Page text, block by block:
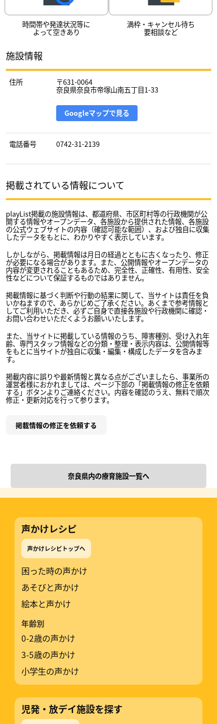
時間帯や発達状況等に
よって空きあり
満枠・キャンセル待ち
要相談など
施設情報
住所 〒631-0064
奈良県奈良市帝塚山南五丁目1-33
Googleマップで見る
電話番号 0742-31-2139
掲載されている情報について
playList掲載の施設情報は、都道府県、市区町村等の行政機関が公
開する情報やオープンデータ、各施設から提供された情報、各施設
の公式ウェブサイトの内容（確認可能な範囲）、および独自に収集
したデータをもとに、わかりやすく表示しています。
しかしながら、掲載情報は月日の経過とともに古くなったり、修正
が必要になる場合があります。また、公開情報やオープンデータの
内容が変更されることもあるため、完全性、正確性、有用性、安全
性などについて保証するものではありません。
掲載情報に基づく判断や行動の結果に関して、当サイトは責任を負
いかねますので、あらかじめご了承ください。あくまで参考情報と
してご利用いただき、必ずご自身で直接各施設や行政機関に確認・
お問い合わせいただくようお願いいたします。
また、当サイトに掲載している情報のうち、障害種別、受け入れ年
齢、専門スタッフ情報などの分類・整理・表示内容は、公開情報等
をもとに当サイトが独自に収集・編集・構成したデータを含みま
す。
掲載内容に誤りや最新情報と異なる点がございましたら、事業所の
運営者様におかれましては、ページ下部の「掲載情報の修正を依頼
する」ボタンよりご連絡ください。内容を確認のうえ、無料で順次
修正・更新対応を行って参ります。
掲載情報の修正を依頼する
奈良県内の療育施設一覧へ
声かけレシピ
声かけレシピトップへ
困った時の声かけ
あそびと声かけ
絵本と声かけ
年齢別
0-2歳の声かけ
3-5歳の声かけ
小学生の声かけ
児発・放デイ施設を探す